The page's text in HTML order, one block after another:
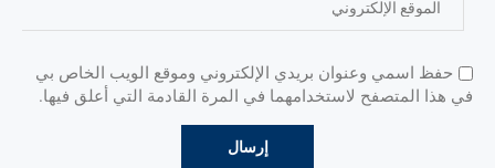
حفظ اسمي وعنوان بريدي الإلكتروني وموقع الويب الخاص بي
في هذا المتصفح لاستخدامهما في المرة القادمة التي أعلق فيها.